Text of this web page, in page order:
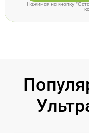
Нажимая на кнопку